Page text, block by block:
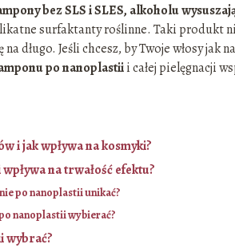
bez SLS i SLES, alkoholu
surfaktanty roślinne. Taki produkt
długo. Jeśli chcesz, by Twoje włosy jak
po nanoplastiii całej pielęgnacji
i jak wpływa na kosmyki?
na trwałość efektu?
po nanoplastii unikać?
nanoplastii wybierać?
wybrać?